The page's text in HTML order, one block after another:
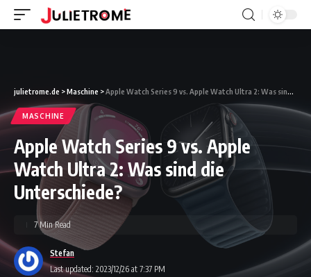
julietrome.de >Maschine >Apple Watch Series 9 vs. Apple Watch Ultra 2: Was sind die Unterschiede?
MASCHINE
Apple Watch Series 9 vs. Apple
Watch Ultra 2: Was sind die
Unterschiede?
Last updated: 2023/12/26 at 7:37 PM
Stefan
7 Min Read